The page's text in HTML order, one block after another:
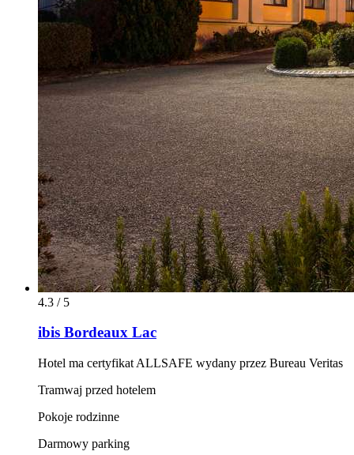
4.3 / 5
ibis Bordeaux Lac
Hotel ma certyfikat ALLSAFE wydany przez Bureau Veritas
Tramwaj przed hotelem
Pokoje rodzinne
Darmowy parking